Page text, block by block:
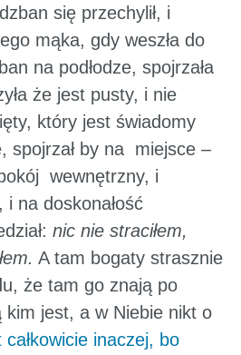
się przechylił, i
mąka, gdy weszła do
na podłodze, spojrzała
że jest pusty, i nie
który jest świadomy
spojrzał by na miejsce –
wewnętrzny, i
i na doskonałość
nic nie straciłem,
A tam bogaty strasznie
że tam go znają po
kim jest, a w Niebie nikt o
całkowicie inaczej, bo